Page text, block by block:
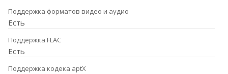
Поддержка форматов видео и аудио
Есть
Поддержка FLAC
Есть
Поддержка кодека aptX